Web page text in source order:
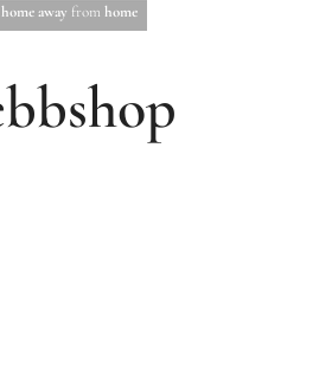
home away from home